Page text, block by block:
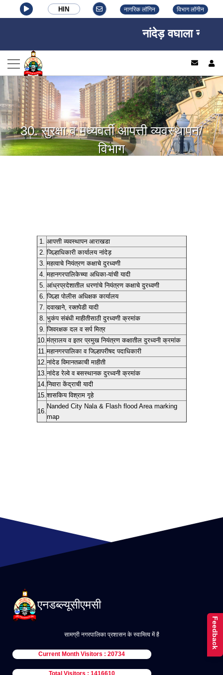
HIN नागरिक लॉगिन विभाग लॉगीन
नांदेड़ वघाला नगर
30. सुरक्षा व मध्यवर्ती आपत्ती व्यवस्थापन/
विभाग
1.
आपत्ती व्यवस्थापन आराखडा
2. जिल्हाधिकारी कार्यालय नांदेड़
3. महत्वाचे नियंत्रण कक्षाचे दुरध्वणी
4. महानगरपालिकेच्या अधिका-यांची यादी
5. आंध्रप्रदेशातील धरणांचे नियंत्रण कक्षाचे दुरध्वणी
6. जिल्हा पोलीस अधिक्षक कार्यालय
7. दवाखाने, रक्तपेडी यादी
8. भुकंप संबंधी माहीतीसाठी दुरध्वणी क्रमांक
9. जिवरक्षक दल व सर्प मित्र
10. मंत्रालय व इतर प्रमुख नियंत्रण कक्षातील दुरध्वनी क्रमांक
11. महानगरपालिका व जिल्हापरीषद पदाधिकारी
12. नांदेड विमानतळाची माहीती
13. नांदेड रेल्वे व बसस्थानक दुरध्वनी क्रमांक
14. निवारा केंद्राची यादी
15. शासकिय विश्राम गृहे
16.
Nanded City Nala & Flash flood Area marking
map
एनडब्ल्यूसीएमसी
सामग्री नगरपालिका प्रशासन के स्वामित्व में है
Current Month Visitors : 20734
Total Visitors : 1416610
Feedback